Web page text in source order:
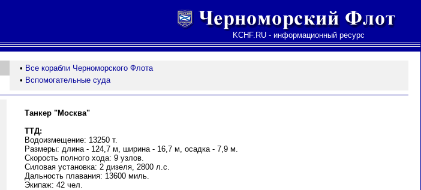
KCHF.RU - информационный ресурс
• Все корабли Черноморского Флота
• Вспомогательные суда
Танкер "Москва"
ТТД:
Водоизмещение: 13250 т.
Размеры: длина - 124,7 м, ширина - 16,7 м, осадка - 7,9 м.
Скорость полного хода: 9 узлов.
Силовая установка: 2 дизеля, 2800 л.с.
Дальность плавания: 13600 миль.
Экипаж: 42 чел.